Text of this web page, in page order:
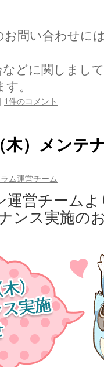
問い合わせに
どに関しまし
。
| 1件のコメント
）メンテ
ラム運営チーム
運営チーム
ンス実施の